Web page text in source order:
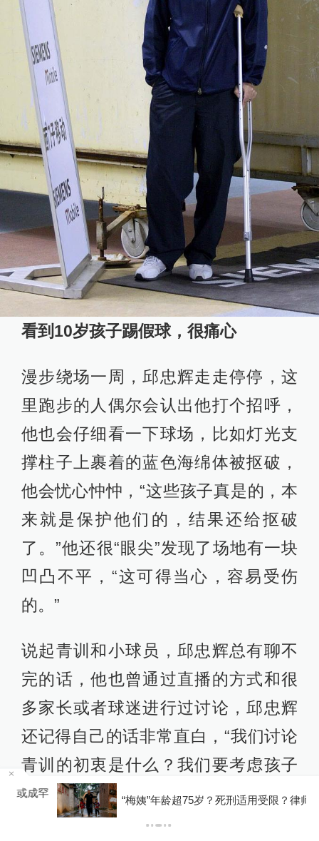
看到10岁孩子踢假球，很痛心
漫步绕场一周，邱忠辉走走停停，这
里跑步的人偶尔会认出他打个招呼，
他也会仔细看一下球场，比如灯光支
撑柱子上裹着的蓝色海绵体被抠破，
他会忧心忡忡，“这些孩子真是的，本
来就是保护他们的，结果还给抠破
了。”他还很“眼尖”发现了场地有一块
凹凸不平，“这可得当心，容易受伤
的。”
说起青训和小球员，邱忠辉总有聊不
完的话，他也曾通过直播的方式和很
多家长或者球迷进行过讨论，邱忠辉
还记得自己的话非常直白，“我们讨论
青训的初衷是什么？我们要考虑孩子
的需求，而不是我们把孩子当成满足
我们需求的工具，还有家长的虚荣和
“梅姨”年龄超75岁？死刑适用受限？律师解读